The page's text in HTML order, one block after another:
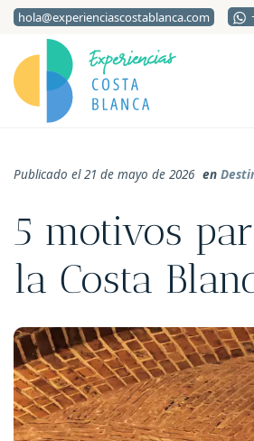
hola@experienciascostablanca.com
Publicado el 21 de mayo de 2026 en
5 motivos
la Costa